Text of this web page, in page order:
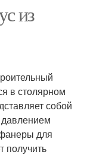
из
в столярном
собой
для
получить